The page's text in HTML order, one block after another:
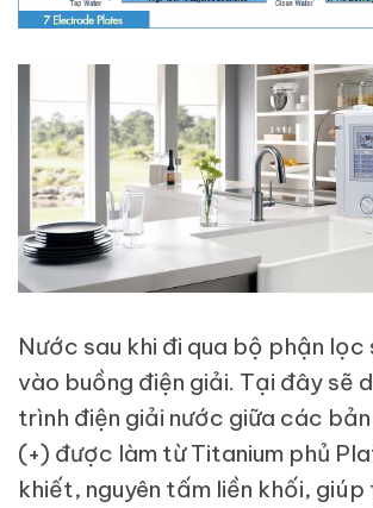
Nước sau khi đi qua bộ phận
vào buồng điện giải. Tại đây sẽ
trình điện giải nước giữa các
(+) được làm từ Titanium phủ
khiết, nguyên tấm liền khối,